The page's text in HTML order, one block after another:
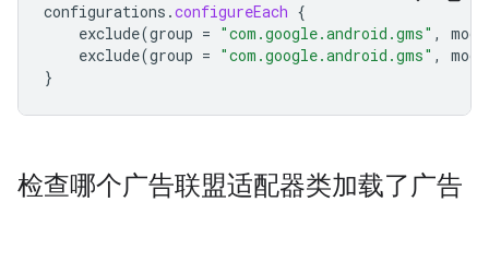
configurations .configureEach {
exclude(group = "com.google.android.gms" ,
exclude(group = "com.google.android.gms" ,
}
检查哪个广告联盟适配器类加载了广告